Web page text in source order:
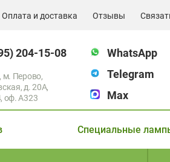
Оплата и доставка Отзывы
204-15-08
м. Перово,
д. 20А,
оф. A323
WhatsApp
Telegram
Max
Специальные